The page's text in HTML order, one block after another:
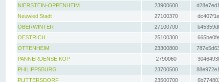
NIERSTEIN-OPPENHEIM
23900600
Neuwied Stadt
27100370
OBERWINTER
27100700
OESTRICH
25100300
OTTENHEIM
23300800
PANNERDENSE KOP
2790060
PHILIPPSBURG
23700500
PLITTERSDORF
23500700